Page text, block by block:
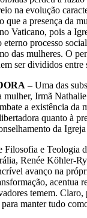
na evolução
a presença da
Vaticano, pois a
eterno processo
das mulheres. O
ser divididos entre
– Uma das
mulher, Irmã
a existência da
quanto à
da
Filosofia e Teologia
Renée Köhler-
avanço na
acentua
temem. Claro,
manter tudo